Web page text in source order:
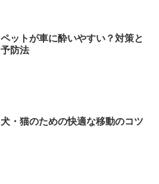
ペットが車に酔いやすい？対策と
予防法
犬・猫のための快適な移動のコツ